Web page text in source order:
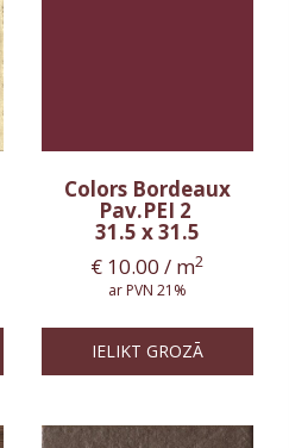
Colors Bordeaux
Pav.PEI 2
31.5 x 31.5
€ 10.00 / m2
ar PVN 21%
IELIKT GROZĀ